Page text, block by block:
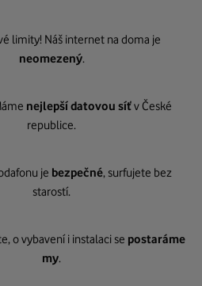
limity! Náš internet na doma je
neomezený.
nejlepší datovou síťv České
republice.
je bezpečné, surfujete bez
starostí.
o vybavení i instalaci se postaráme
my.